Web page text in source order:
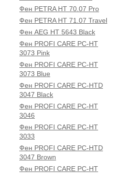
Фен PETRA HT 70.07 Pro
Фен PETRA HT 71.07 Travel
Фен AEG HT 5643 Black
Фен PROFI CARE PC-HT
3073 Pink
Фен PROFI CARE PC-HT
3073 Blue
Фен PROFI CARE PC-HTD
3047 Black
Фен PROFI CARE PC-HT
3046
Фен PROFI CARE PC-HT
3033
Фен PROFI CARE PC-HTD
3047 Brown
Фен PROFI CARE PC-HT